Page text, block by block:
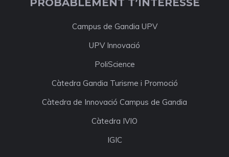
PROBABLEMENT T’INTERESSE
Campus de Gandia UPV
UPV Innovació
PoliScience
Càtedra Gandia Turisme i Promoció
Càtedra de Innovació Campus de Gandia
Càtedra IVIO
IGIC